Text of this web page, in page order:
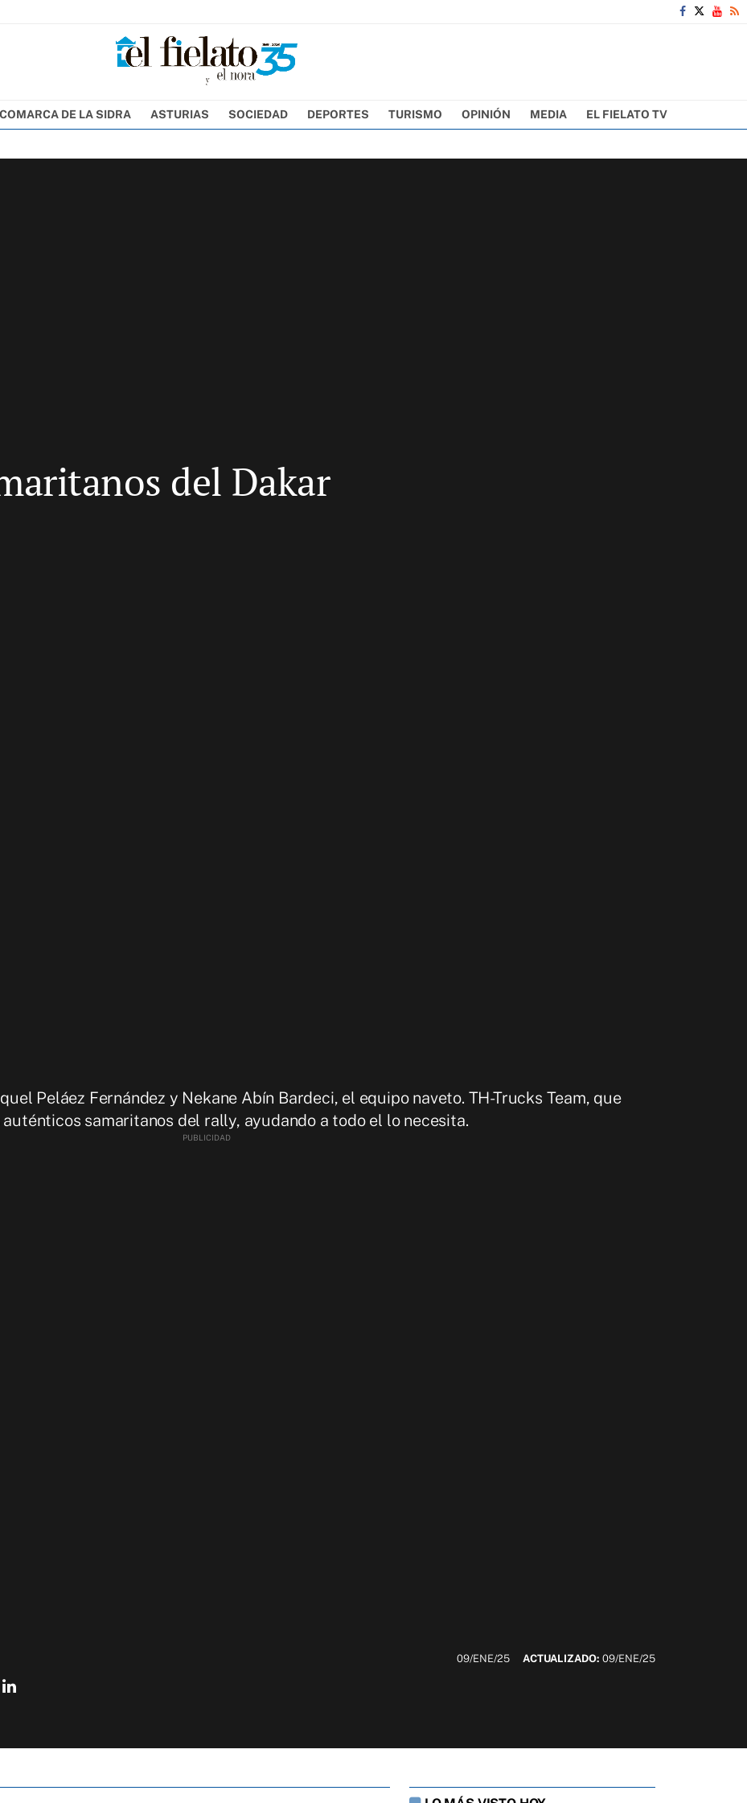
COMARCA DE LA SIDRA ASTURIAS SOCIEDAD DEPORTES TURISMO OPINIÓN MEDIA EL FIELATO TV
del Dakar
Peláez Fernández y Nekane Abín Bardeci, el equipo naveto. TH-Trucks Team, que
samaritanos del rally, ayudando a todo el lo necesita.
09/ENE/25 ACTUALIZADO: 09/ENE/25